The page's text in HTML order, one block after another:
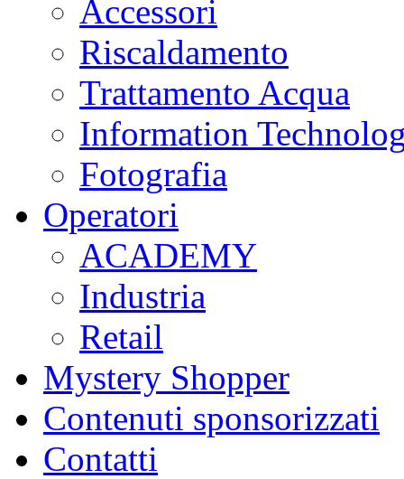
Accessori
Riscaldamento
Trattamento Acqua
Information
Fotografia
Operatori
ACADEMY
Industria
Retail
Mystery Shopper
Contenuti sponsorizzati
Contatti